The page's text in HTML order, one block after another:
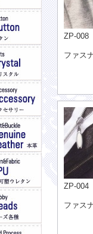
ZP-008
ファス
ZP-004
ファス